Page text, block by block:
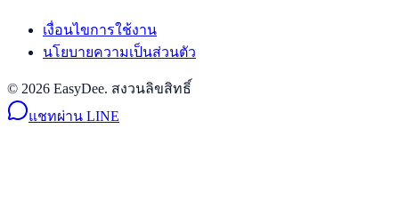
เงื่อนไขการใช้งาน
นโยบายความเป็นส่วนตัว
© 2026 EasyDee. สงวนลิขสิทธิ์
แชทผ่าน LINE